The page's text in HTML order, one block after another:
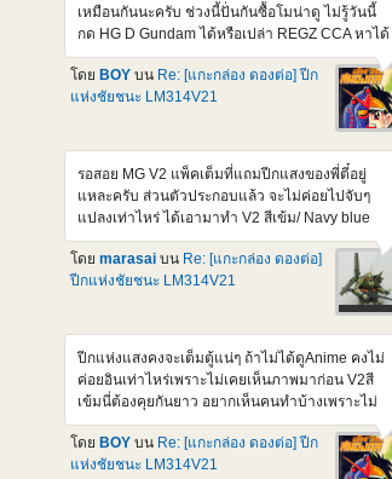
เหมือนกันนะครับ ช่วงนี้ปั่นกันซื้อโมน่าดู ไม่รู้วันนี้
กด HG D Gundam ได้หรือเปล่า REGZ CCA หาได้
จาก GundamBase ไม่ต้องกลัวครับ
โดย BOY บน Re: [แกะกล่อง ดองต่อ] ปีก
แห่งชัยชนะ LM314V21
รอสอย MG V2 แพ็คเต็มที่แถมปีกแสงของพี่ตี๋อยู่
แหละครับ ส่วนตัวประกอบแล้ว จะไม่ค่อยไปจับๆ
แปลงเท่าไหร่ ได้เอามาทำ V2 สีเข้ม/ Navy blue
แน่นอน
https://www.gundamkitscollection.com/2025/11/p-
bandai-mg-1100-cluster-gundam-mission.html
แอบเศร้าใจ ทำไมออก 2nd Batch แล้วมันขยับ
เลยไม่ได้สอยตามคุณ BOY แต่ไว้ค่อยหาเก็บร้าน
ลดราคาเอาแหละ ความอยากน้อยลงนิดหน่อย
เพราะมี Ver เก่าไว้นานละกะ ตัวถือปืน AKA ทำเอา
งงมาก RE-GZ Custom ถือ AKA ซะงั้นจุดขยับใหม่
มันเลยได้มาจากตัวนี้แหละ ชิ้นส่วนเหลือเลยเยอะ
เลยแต่ไม่สามารถขึ้นได้ครบทั้งตัว
โดย marasai บน Re: [แกะกล่อง ดองต่อ]
ปีกแห่งชัยชนะ LM314V21
ปีกแห่งแสงคงจะเต็มตู้แน่ๆ ถ้าไม่ได้ดูAnime คงไม่
ค่อยอินเท่าไหร่เพราะไม่เคยเห็นภาพมาก่อน V2สี
เข้มนี่ต้องคุยกันยาว อยากเห็นคนทำบ้างเพราะไม่
ค่อยเห็นใครประกอบและทำสีเท่าไหร่เลย
F90ติดPack นี่ก็สวยๆหลายตัวนะครับ มีชอบPack
ไหนพิเศษไหม ว่าจะหามาลองใส่ F80บ้าง ว่าแต่จะ
โดย BOY บน Re: [แกะกล่อง ดองต่อ] ปีก
แห่งชัยชนะ LM314V21